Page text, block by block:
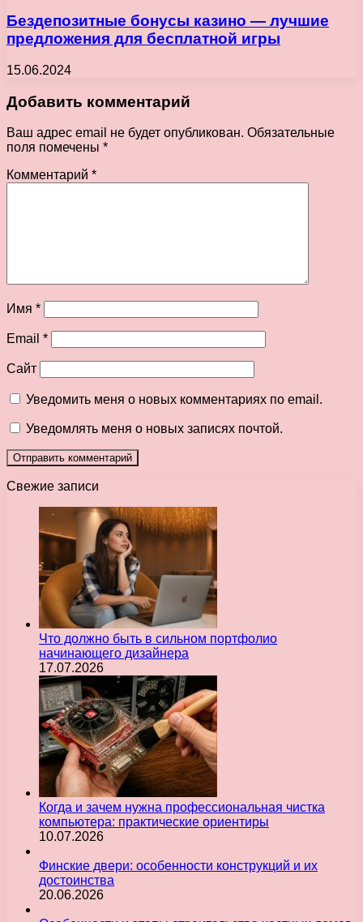
Бездепозитные бонусы казино — лучшие
предложения для бесплатной игры
15.06.2024
Добавить комментарий
Ваш адрес email не будет опубликован. Обязательные
поля помечены *
Комментарий *
Имя *
Email *
Сайт
Уведомить меня о новых комментариях по email.
Уведомлять меня о новых записях почтой.
Свежие записи
Что должно быть в сильном портфолио
начинающего дизайнера
17.07.2026
Когда и зачем нужна профессиональная чистка
компьютера: практические ориентиры
10.07.2026
Финские двери: особенности конструкций и их
достоинства
20.06.2026